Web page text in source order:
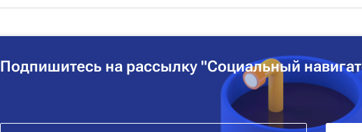
Подпишитесь на рассылку "Социальный